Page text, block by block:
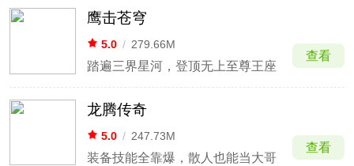
鹰击苍穹
5.0 / 279.66M
踏遍三界星河，登顶无上至尊王座
查看
龙腾传奇
5.0 / 247.73M
装备技能全靠爆，散人也能当大哥
查看